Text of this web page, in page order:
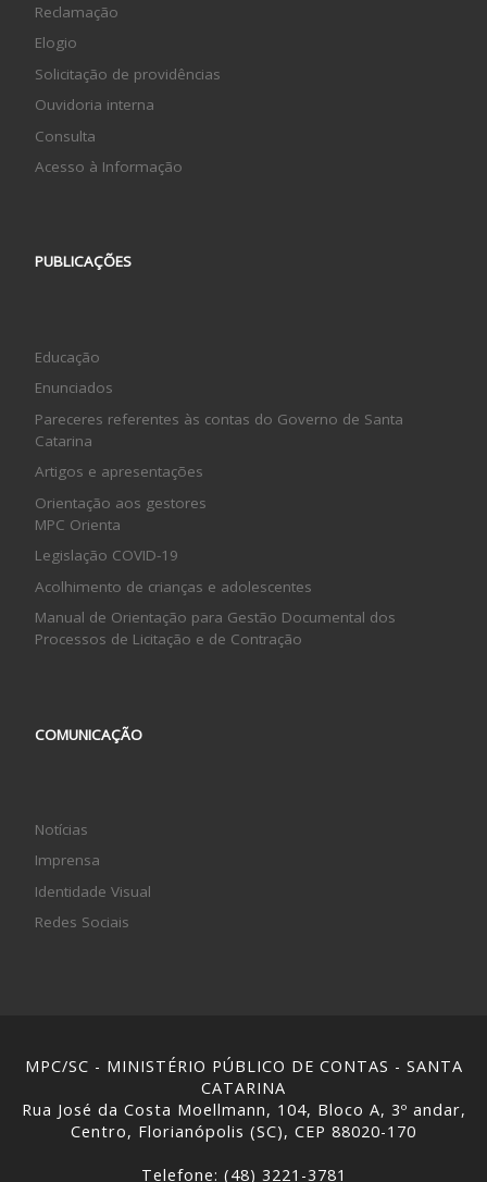
Reclamação
Elogio
Solicitação de providências
Ouvidoria interna
Consulta
Acesso à Informação
PUBLICAÇÕES
Educação
Enunciados
Pareceres referentes às contas do Governo de Santa
Catarina
Artigos e apresentações
Orientação aos gestores
MPC Orienta
Legislação COVID-19
Acolhimento de crianças e adolescentes
Manual de Orientação para Gestão Documental dos
Processos de Licitação e de Contração
COMUNICAÇÃO
Notícias
Imprensa
Identidade Visual
Redes Sociais
MPC/SC - MINISTÉRIO PÚBLICO DE CONTAS - SANTA
CATARINA
Rua José da Costa Moellmann, 104, Bloco A, 3º andar,
Centro, Florianópolis (SC), CEP 88020-170
Telefone: (48) 3221-3781